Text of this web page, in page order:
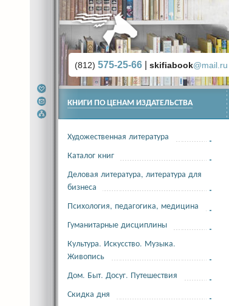
(812) 575-25-66 skifiabook@mail.ru
КНИГИ ПО ЦЕНАМ ИЗДАТЕЛЬСТВА
Художественная литература
Каталог книг
Деловая литература, литература для
бизнеса
Психология, педагогика, медицина
Гуманитарные дисциплины
Культура. Искусство. Музыка.
Живопись
Дом. Быт. Досуг. Путешествия
Скидка дня